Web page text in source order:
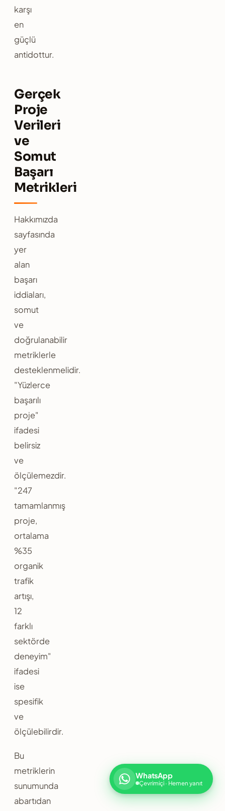
karşı
en
güçlü
antidottur.
Gerçek
Proje
Verileri
ve
Somut
Başarı
Metrikleri
Hakkımızda
sayfasında
yer
alan
başarı
iddiaları,
somut
ve
doğrulanabilir
metriklerle
desteklenmelidir.
"Yüzlerce
başarılı
proje"
ifadesi
belirsiz
ve
ölçülemezdir.
"247
tamamlanmış
proje,
ortalama
%35
organik
trafik
artışı,
12
farklı
sektörde
deneyim"
ifadesi
ise
spesifik
ve
ölçülebilirdir.
Bu
metriklerin
sunumunda
abartıdan
WhatsApp
Çevrimiçi · Hemen yanıt